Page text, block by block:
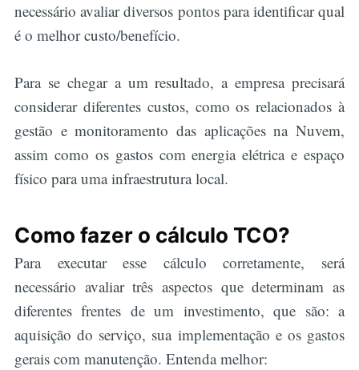
necessário avaliar diversos pontos para identificar qual
é o melhor custo/benefício.
Para se chegar a um resultado, a empresa precisará
considerar diferentes custos, como os relacionados à
gestão e monitoramento das aplicações na Nuvem,
assim como os gastos com energia elétrica e espaço
físico para uma infraestrutura local.
Como fazer o cálculo TCO?
Para executar esse cálculo corretamente, será
necessário avaliar três aspectos que determinam as
diferentes frentes de um investimento, que são: a
aquisição do serviço, sua implementação e os gastos
gerais com manutenção. Entenda melhor: